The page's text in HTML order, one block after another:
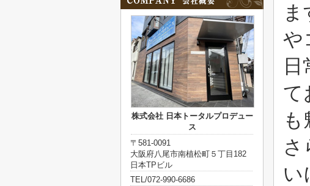
や
て
も
さ
い
株式会社 日本トータルプロデュー
ス
〒581-0091
大阪府八尾市南植松町５丁目182
日本TPビル
TEL/072-990-6686